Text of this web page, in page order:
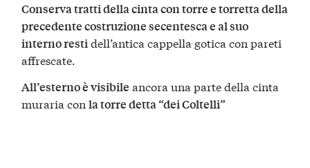
Conserva tratti della cinta con torre e torretta della
precedente costruzione secentesca e al suo
interno restidell’antica cappella gotica con pareti
affrescate.
All’esterno è visibile ancora una parte della cinta
muraria conla torre detta “dei Coltelli”